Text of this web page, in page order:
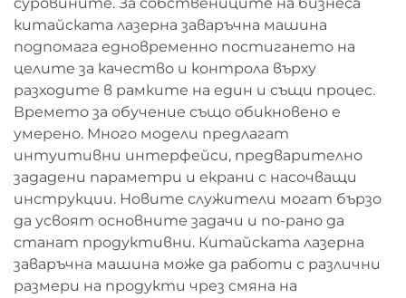
китайската лазерна заваръчна машина
подпомага едновременно постигането на
целите за качество и контрола върху
разходите в рамките на един и същи процес.
Времето за обучение също обикновено е
умерено. Много модели предлагат
интуитивни интерфейси, предварително
зададени параметри и екрани с насочващи
инструкции. Новите служители могат бързо
да усвоят основните задачи и по-рано да
станат продуктивни. Китайската лазерна
заваръчна машина може да работи с различни
размери на продукти чрез смяна на